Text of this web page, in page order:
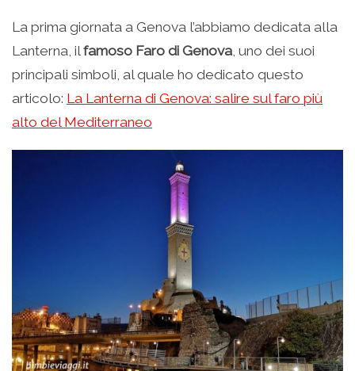
La prima giornata a Genova l’abbiamo dedicata alla
Lanterna, il famoso Faro di Genova, uno dei suoi
principali simboli, al quale ho dedicato questo
articolo: La Lanterna di Genova: salire sul faro più
alto del Mediterraneo